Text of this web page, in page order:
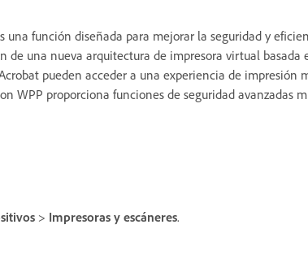
función diseñada para mejorar la seguridad y
de una nueva arquitectura de impresora virtual basada
pueden acceder a una experiencia de impresión
WPP proporciona funciones de seguridad avanzadas
> Impresoras y escáneres.